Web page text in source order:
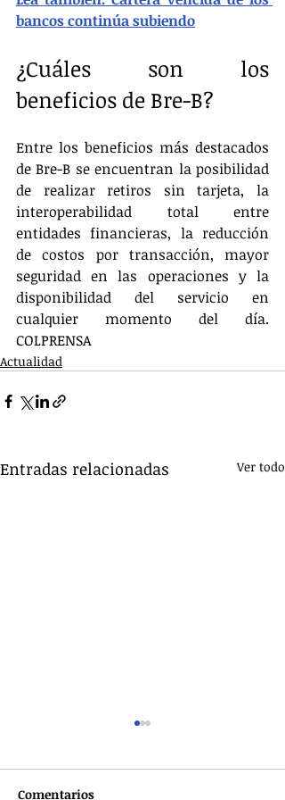
bancos continúa subiendo
¿Cuáles son los
beneficios de Bre-B?
Entre los beneficios más destacados
de Bre-B se encuentran la posibilidad
de realizar retiros sin tarjeta, la
interoperabilidad total entre
entidades financieras, la reducción
de costos por transacción, mayor
seguridad en las operaciones y la
disponibilidad del servicio en
cualquier momento del día.
COLPRENSA
Actualidad
Entradas relacionadas Ver todo
Comentarios